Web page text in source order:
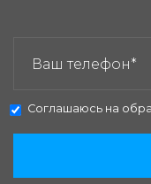
Соглашаюсь на